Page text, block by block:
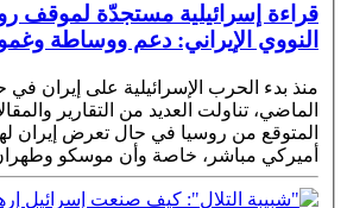
قراءة إسرائيلية مستجدّة لموقف
النووي الإيراني: دعم ووساطة
منذ بدء الحرب الإسرائيلية على إيران في
الماضي، تناولت العديد من التقارير
المتوقع من روسيا في حال تعرض إيران
أميركي مباشر، خاصة وأن موسكو